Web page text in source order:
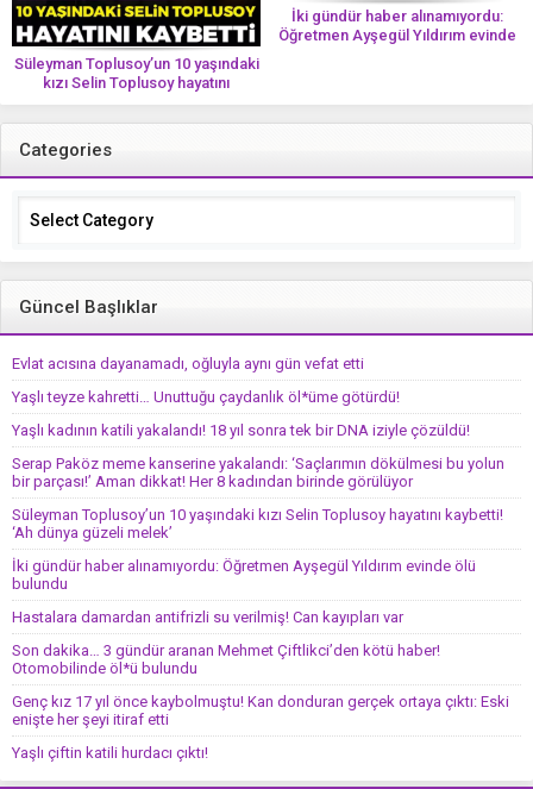
Süleyman Toplusoy’un 10 yaşındaki
kızı Selin Toplusoy hayatını
kaybetti! ‘Ah dünya güzeli melek’
İki gündür haber alınamıyordu:
Öğretmen Ayşegül Yıldırım evinde
Categories
Categories
Güncel Başlıklar
Evlat acısına dayanamadı, oğluyla aynı gün vefat etti
Yaşlı teyze kahretti… Unuttuğu çaydanlık öl*üme götürdü!
Yaşlı kadının katili yakalandı! 18 yıl sonra tek bir DNA iziyle çözüldü!
Serap Paköz meme kanserine yakalandı: ‘Saçlarımın dökülmesi bu yolun
bir parçası!’ Aman dikkat! Her 8 kadından birinde görülüyor
Süleyman Toplusoy’un 10 yaşındaki kızı Selin Toplusoy hayatını kaybetti!
‘Ah dünya güzeli melek’
İki gündür haber alınamıyordu: Öğretmen Ayşegül Yıldırım evinde ölü
bulundu
Hastalara damardan antifrizli su verilmiş! Can kayıpları var
Son dakika… 3 gündür aranan Mehmet Çiftlikci’den kötü haber!
Otomobilinde öl*ü bulundu
Genç kız 17 yıl önce kaybolmuştu! Kan donduran gerçek ortaya çıktı: Eski
enişte her şeyi itiraf etti
Yaşlı çiftin katili hurdacı çıktı!